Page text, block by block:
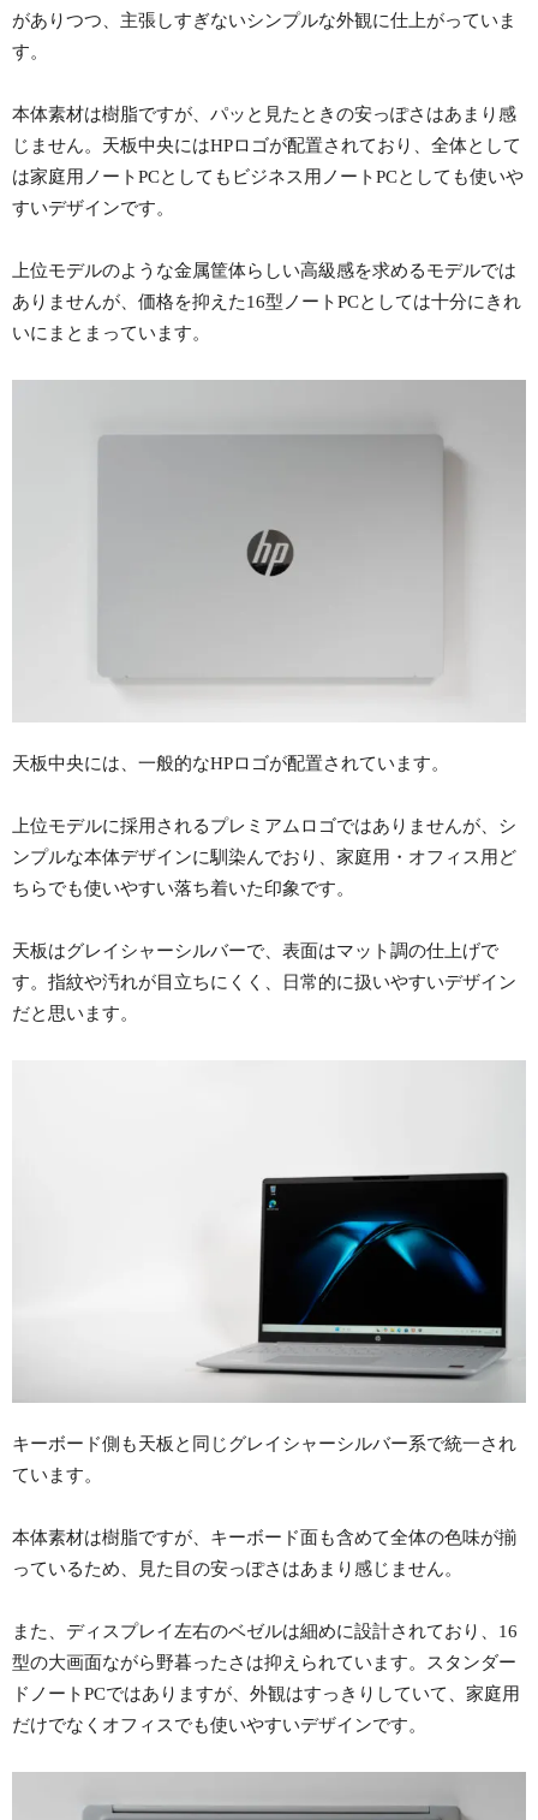
がありつつ、主張しすぎないシンプルな外観に仕上がっていま
す。
本体素材は樹脂ですが、パッと見たときの安っぽさはあまり感
じません。天板中央にはHPロゴが配置されており、全体として
は家庭用ノートPCとしてもビジネス用ノートPCとしても使いや
すいデザインです。
上位モデルのような金属筐体らしい高級感を求めるモデルでは
ありませんが、価格を抑えた16型ノートPCとしては十分にきれ
いにまとまっています。
天板中央には、一般的なHPロゴが配置されています。
上位モデルに採用されるプレミアムロゴではありませんが、シ
ンプルな本体デザインに馴染んでおり、家庭用・オフィス用ど
ちらでも使いやすい落ち着いた印象です。
天板はグレイシャーシルバーで、表面はマット調の仕上げで
す。指紋や汚れが目立ちにくく、日常的に扱いやすいデザイン
だと思います。
キーボード側も天板と同じグレイシャーシルバー系で統一され
ています。
本体素材は樹脂ですが、キーボード面も含めて全体の色味が揃
っているため、見た目の安っぽさはあまり感じません。
また、ディスプレイ左右のベゼルは細めに設計されており、16
型の大画面ながら野暮ったさは抑えられています。スタンダー
ドノートPCではありますが、外観はすっきりしていて、家庭用
だけでなくオフィスでも使いやすいデザインです。